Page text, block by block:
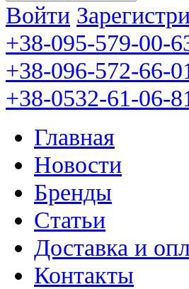
Войти
+38-095-579-00-
+38-096-572-66-
+38-0532-61-06-
Главная
Новости
Бренды
Статьи
Доставка и
Контакты